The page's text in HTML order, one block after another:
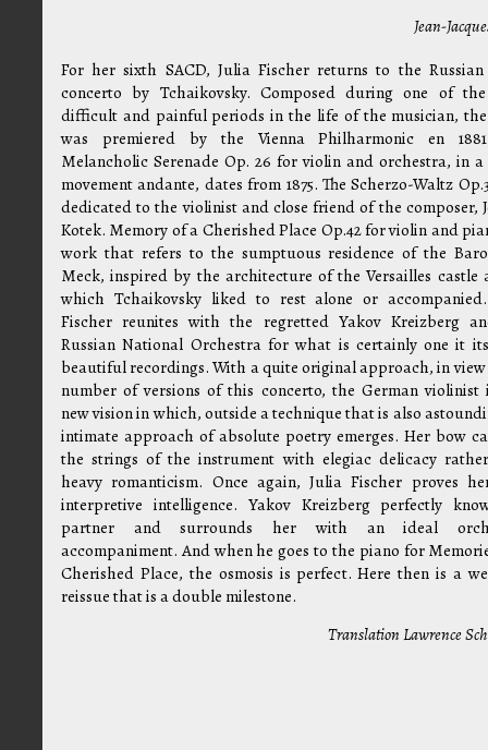
Jean-
For her sixth SACD, Julia Fischer returns to the
concerto by Tchaikovsky. Composed during one of
difficult and painful periods in the life of the musician,
was premiered by the Vienna Philharmonic en
Melancholic Serenade Op. 26 for violin and orchestra, in a
movement andante, dates from 1875. The Scherzo-Waltz
dedicated to the violinist and close friend of the composer,
Kotek. Memory of a Cherished Place Op.42 for violin and
work that refers to the sumptuous residence of the
Meck, inspired by the architecture of the Versailles castle
which Tchaikovsky liked to rest alone or
Fischer reunites with the regretted Yakov Kreizberg
Russian National Orchestra for what is certainly one it
beautiful recordings. With a quite original approach, in
number of versions of this concerto, the German violinist
new vision in which, outside a technique that is also
intimate approach of absolute poetry emerges. Her bow
the strings of the instrument with elegiac delicacy
heavy romanticism. Once again, Julia Fischer proves
interpretive intelligence. Yakov Kreizberg perfectly
partner and surrounds her with an ideal
accompaniment. And when he goes to the piano for
Cherished Place, the osmosis is perfect. Here then is a
reissue that is a double milestone.
Translation Lawrence